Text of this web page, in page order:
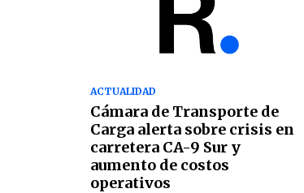
ACTUALIDAD
Cámara de Transporte de
Carga alerta sobre crisis en
carretera CA-9 Sur y
aumento de costos
operativos